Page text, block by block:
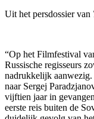
Uit het persdossier van
“Op het Filmfestival
Russische regisseurs
nadrukkelijk aanwezig.
naar Sergej
vijftien jaar in
eerste reis buiten de